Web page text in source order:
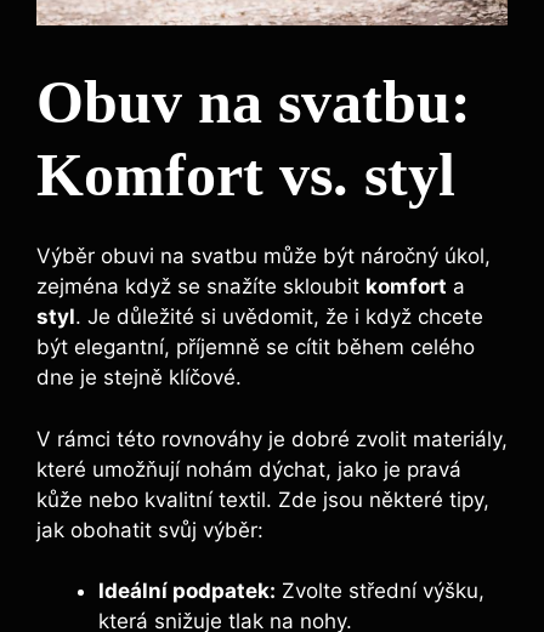
Obuv na svatbu:
Komfort vs. styl
Výběr obuvi na svatbu může být náročný úkol,
zejména když se snažíte skloubit komfort a
styl. Je důležité si uvědomit, že i když chcete
být elegantní, příjemně se cítit během celého
dne je stejně klíčové.
V rámci této rovnováhy je dobré zvolit materiály,
které umožňují nohám dýchat, jako je pravá
kůže nebo kvalitní textil. Zde jsou některé tipy,
jak obohatit svůj výběr:
Ideální podpatek: Zvolte střední výšku,
která snižuje tlak na nohy.